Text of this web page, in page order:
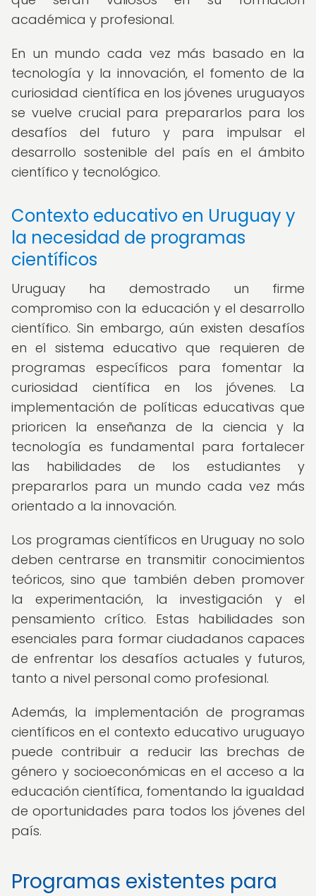
académica y profesional.
En un mundo cada vez más basado en la
tecnología y la innovación, el fomento de la
curiosidad científica en los jóvenes uruguayos
se vuelve crucial para prepararlos para los
desafíos del futuro y para impulsar el
desarrollo sostenible del país en el ámbito
científico y tecnológico.
Contexto educativo en Uruguay y
la necesidad de programas
científicos
Uruguay ha demostrado un firme
compromiso con la educación y el desarrollo
científico. Sin embargo, aún existen desafíos
en el sistema educativo que requieren de
programas específicos para fomentar la
curiosidad científica en los jóvenes. La
implementación de políticas educativas que
prioricen la enseñanza de la ciencia y la
tecnología es fundamental para fortalecer
las habilidades de los estudiantes y
prepararlos para un mundo cada vez más
orientado a la innovación.
Los programas científicos en Uruguay no solo
deben centrarse en transmitir conocimientos
teóricos, sino que también deben promover
la experimentación, la investigación y el
pensamiento crítico. Estas habilidades son
esenciales para formar ciudadanos capaces
de enfrentar los desafíos actuales y futuros,
tanto a nivel personal como profesional.
Además, la implementación de programas
científicos en el contexto educativo uruguayo
puede contribuir a reducir las brechas de
género y socioeconómicas en el acceso a la
educación científica, fomentando la igualdad
de oportunidades para todos los jóvenes del
país.
Programas existentes para